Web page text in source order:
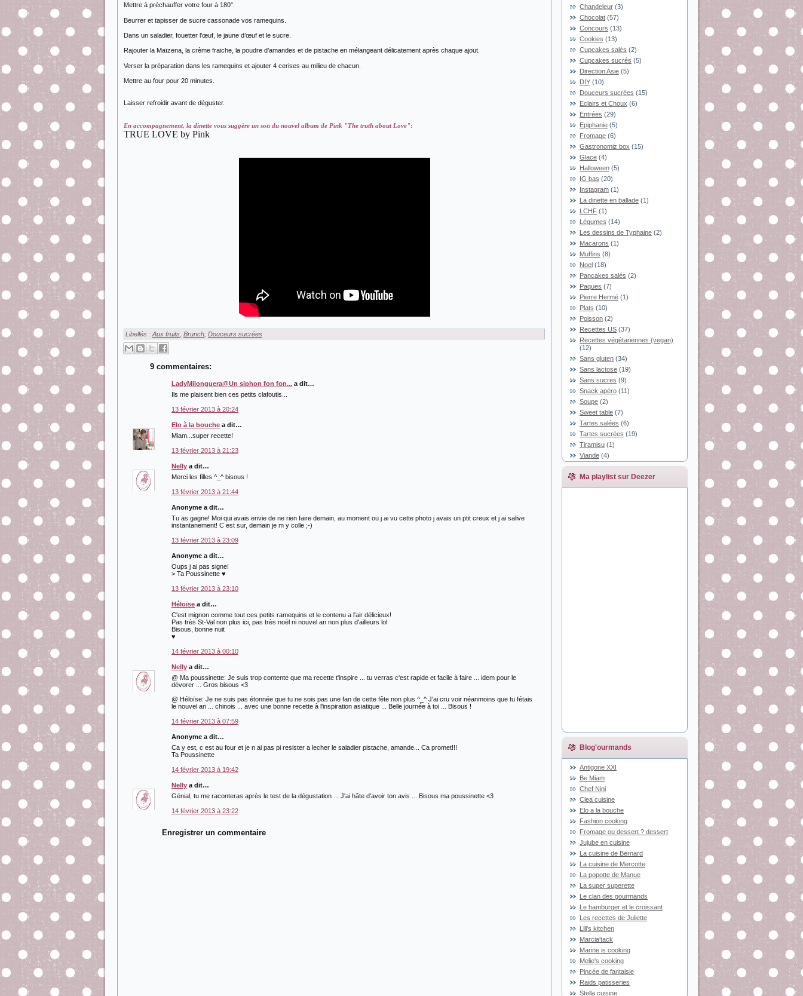
Mettre à préchauffer votre four à 180°.
Beurrer et tapisser de sucre cassonade vos ramequins.
Dans un saladier, fouetter l’œuf, le jaune d’œuf et le sucre.
Rajouter la Maïzena, la crème fraiche, la poudre d’amandes et de pistache en mélangeant délicatement après chaque ajout.
Verser la préparation dans les ramequins et ajouter 4 cerises au milieu de chacun.
Mettre au four pour 20 minutes.
Laisser refroidir avant de déguster.
En accompagnement, la dinette vous suggère un son du nouvel album de Pink "The truth about Love":
TRUE LOVE by Pink
Libellés : Aux fruits Brunch Douceurs sucrées
9 commentaires:
LadyMilonguera@Un siphon fon fon... a dit…
Ils me plaisent bien ces petits clafoutis...
13 février 2013 à 20:24
Elo à la bouche a dit…
Miam...super recette!
13 février 2013 à 21:23
Nelly a dit…
Merci les filles ^_^ bisous !
13 février 2013 à 21:44
Anonyme a dit…
Tu as gagne! Moi qui avais envie de ne rien faire demain, au moment ou j ai vu cette photo j avais un ptit creux et j ai salive
instantanement! C est sur, demain je m y colle ;-)
13 février 2013 à 23:09
Anonyme a dit…
Oups j ai pas signe!
> Ta Poussinette ♥
13 février 2013 à 23:10
Héloïse a dit…
C'est mignon comme tout ces petits ramequins et le contenu a l'air délicieux!
Pas très St-Val non plus ici, pas très noël ni nouvel an non plus d'ailleurs lol
Bisous, bonne nuit
♥
14 février 2013 à 00:10
Nelly a dit…
@ Ma poussinette: Je suis trop contente que ma recette t'inspire ... tu verras c'est rapide et facile à faire ... idem pour le
dévorer ... Gros bisous <3
@ Héloïse: Je ne suis pas étonnée que tu ne sois pas une fan de cette fête non plus ^_^ J'ai cru voir néanmoins que tu fétais
le nouvel an ... chinois ... avec une bonne recette à l'inspiration asiatique ... Belle journée à toi ... Bisous !
14 février 2013 à 07:59
Anonyme a dit…
Ca y est, c est au four et je n ai pas pi resister a lecher le saladier pistache, amande... Ca promet!!!
Ta Poussinette
14 février 2013 à 19:42
Nelly a dit…
Génial, tu me raconteras après le test de la dégustation ... J'ai hâte d'avoir ton avis ... Bisous ma poussinette <3
14 février 2013 à 23:22
Enregistrer un commentaire
Chandeleur (3)
Chocolat (57)
Concours (13)
Cookies (13)
Cupcakes salés (2)
Cupcakes sucrés (5)
Direction Asie (5)
DIY (10)
Douceurs sucrées (15)
Eclairs et Choux (6)
Entrées (29)
Epiphanie (5)
Fromage (6)
Gastronomiz box (15)
Glace (4)
Halloween (5)
IG bas (20)
Instagram (1)
La dinette en ballade (1)
LCHF (1)
Légumes (14)
Les dessins de Typhaine (2)
Macarons (1)
Muffins (8)
Noel (18)
Pancakes salés (2)
Paques (7)
Pierre Hermé (1)
Plats (10)
Poisson (2)
Recettes US (37)
Recettes végétariennes (vegan)
(12)
Sans gluten (34)
Sans lactose (19)
Sans sucres (9)
Snack apéro (11)
Soupe (2)
Sweet table (7)
Tartes salées (6)
Tartes sucrées (19)
Tiramisu (1)
Viande (4)
Ma playlist sur Deezer
Blog'ourmands
Antigone XXI
Be Miam
Chef Nini
Clea cuisine
Elo a la bouche
Fashion cooking
Fromage ou dessert ? dessert
Jujube en cuisine
La cuisine de Bernard
La cuisine de Mercotte
La popotte de Manue
La super superette
Le clan des gourmands
Le hamburger et le croissant
Les recettes de Juliette
Lili's kitchen
Marcia'tack
Marine is cooking
Melie's cooking
Pincée de fantaisie
Raids patisseries
Stella cuisine